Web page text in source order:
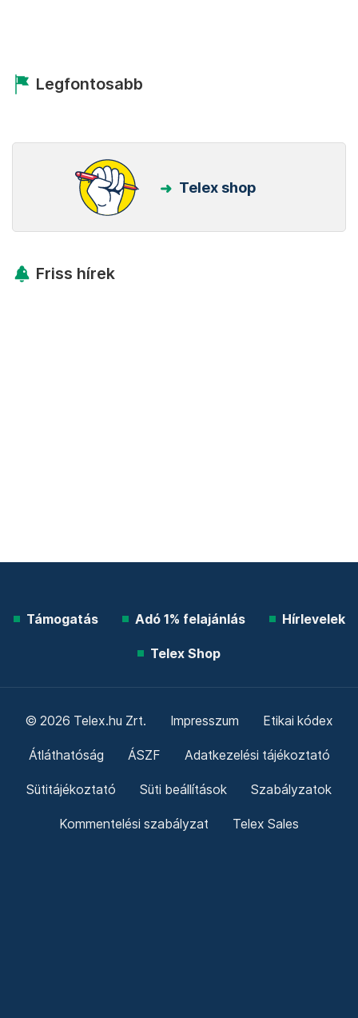
Legfontosabb
Telex shop
Friss hírek
Támogatás Adó 1% felajánlás Hírlevelek
Telex Shop
© 2026 Telex.hu Zrt. Impresszum Etikai kódex
Átláthatóság ÁSZF Adatkezelési tájékoztató
Sütitájékoztató Süti beállítások Szabályzatok
Kommentelési szabályzat Telex Sales